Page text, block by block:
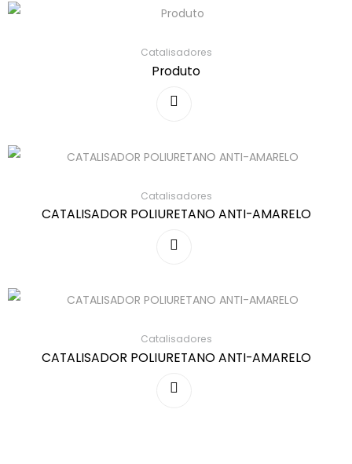
Catalisadores
Produto
Catalisadores
CATALISADOR POLIURETANO ANTI-AMARELO
Catalisadores
CATALISADOR POLIURETANO ANTI-AMARELO